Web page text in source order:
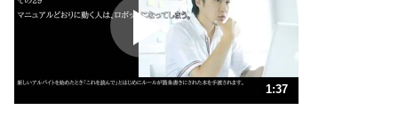
ポジティブになれない原因は、行動しないから。
ポジティブ思考になる30の方法
ストレス対策
人生、なんとかなるもの。
気楽に生きる30の方法
1:37